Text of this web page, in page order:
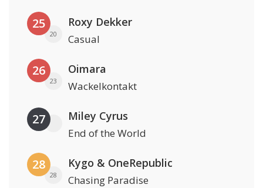
25
20
Roxy Dekker
Casual
26
23
Oimara
Wackelkontakt
27 Miley Cyrus
End of the World
28
28
Kygo & OneRepublic
Chasing Paradise